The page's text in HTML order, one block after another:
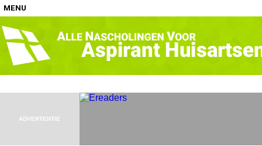
MENU
Home
Nascholingen op locatie (agenda)
ADVERTENTIE